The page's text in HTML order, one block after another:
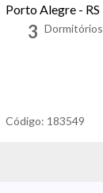
Porto Alegre - RS
3 Dormitórios
Código: 183549